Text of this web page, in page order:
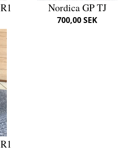
Nordica GP TJ
700,00 SEK